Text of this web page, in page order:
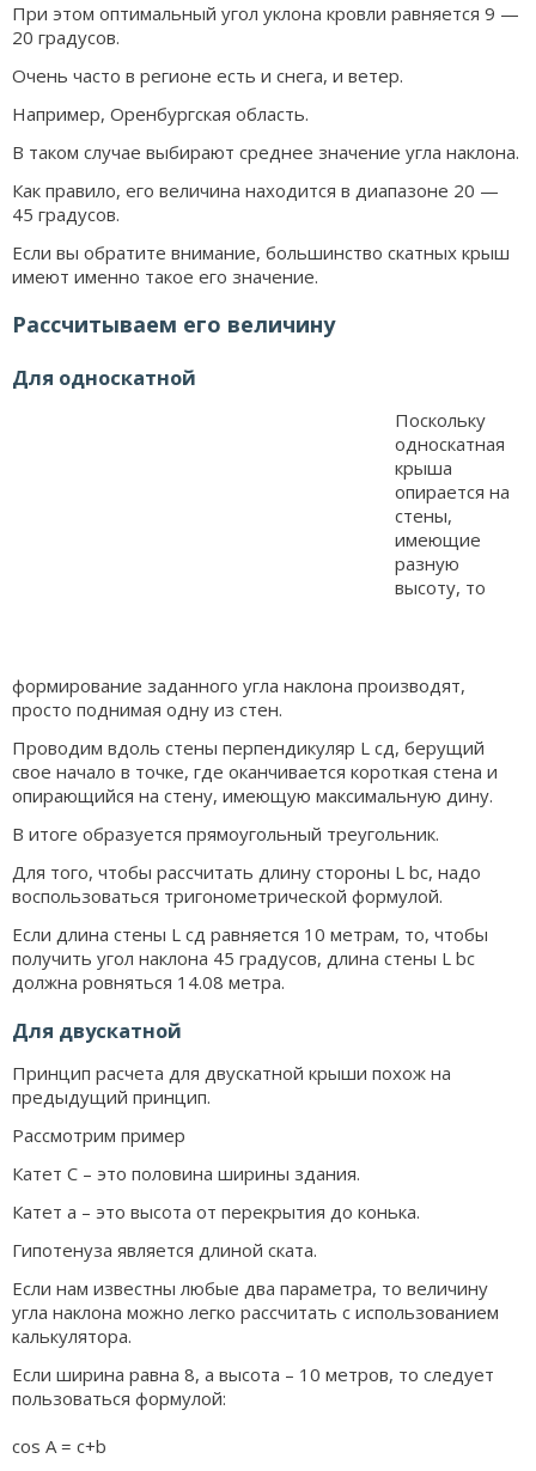
При этом оптимальный угол уклона кровли равняется 9 —
20 градусов.
Очень часто в регионе есть и снега, и ветер.
Например, Оренбургская область.
В таком случае выбирают среднее значение угла наклона.
Как правило, его величина находится в диапазоне 20 —
45 градусов.
Если вы обратите внимание, большинство скатных крыш
имеют именно такое его значение.
Рассчитываем его величину
Для односкатной
Поскольку
односкатная
крыша
опирается на
стены,
имеющие
разную
высоту, то
формирование заданного угла наклона производят,
просто поднимая одну из стен.
Проводим вдоль стены перпендикуляр L сд, берущий
свое начало в точке, где оканчивается короткая стена и
опирающийся на стену, имеющую максимальную дину.
В итоге образуется прямоугольный треугольник.
Для того, чтобы рассчитать длину стороны L bc, надо
воспользоваться тригонометрической формулой.
Если длина стены L сд равняется 10 метрам, то, чтобы
получить угол наклона 45 градусов, длина стены L bc
должна ровняться 14.08 метра.
Для двускатной
Принцип расчета для двускатной крыши похож на
предыдущий принцип.
Рассмотрим пример
Катет С – это половина ширины здания.
Катет а – это высота от перекрытия до конька.
Гипотенуза является длиной ската.
Если нам известны любые два параметра, то величину
угла наклона можно легко рассчитать с использованием
калькулятора.
Если ширина равна 8, а высота – 10 метров, то следует
пользоваться формулой:
cos A = c+b